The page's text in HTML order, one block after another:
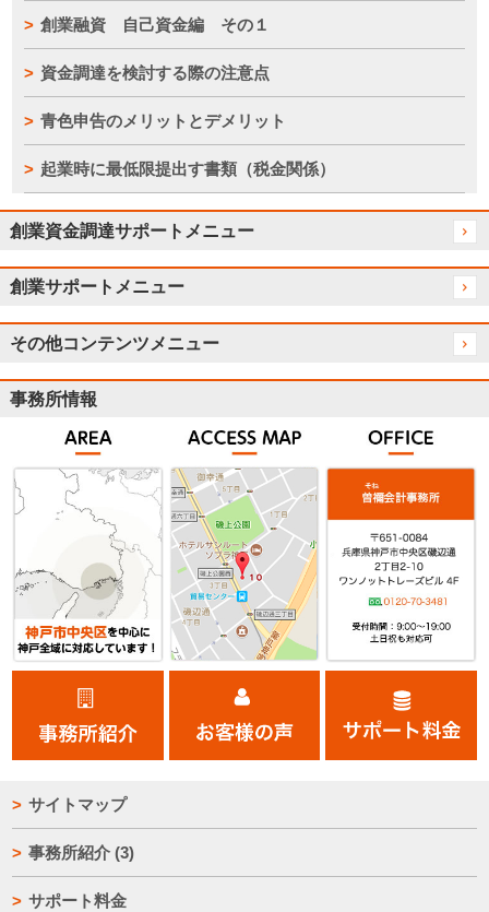
創業融資 自己資金編 その１
資金調達を検討する際の注意点
青色申告のメリットとデメリット
起業時に最低限提出す書類（税金関係）
創業資金調達サポートメニュー
創業サポートメニュー
その他コンテンツメニュー
事務所情報
サイトマップ
事務所紹介 (3)
サポート料金